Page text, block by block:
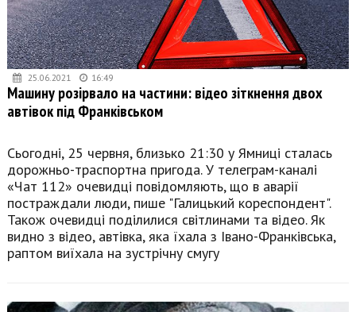
25.06.2021 16:49
Машину розірвало на частини: відео зіткнення двох
автівок під Франківськом
Сьогодні, 25 червня, близько 21:30 у Ямниці сталась
дорожньо-траспортна пригода. У телеграм-каналі
«Чат 112» очевидці повідомляють, що в аварії
постраждали люди, пише "Галицький кореспондент".
Також очевидці поділилися світлинами та відео. Як
видно з відео, автівка, яка їхала з Івано-Франківська,
раптом виїхала на зустрічну смугу